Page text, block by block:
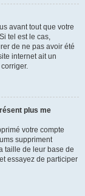
avant tout que votre
tel est le cas,
de ne pas avoir été
internet ait un
plus me
votre compte
suppriment
taille de leur base de
essayez de participer